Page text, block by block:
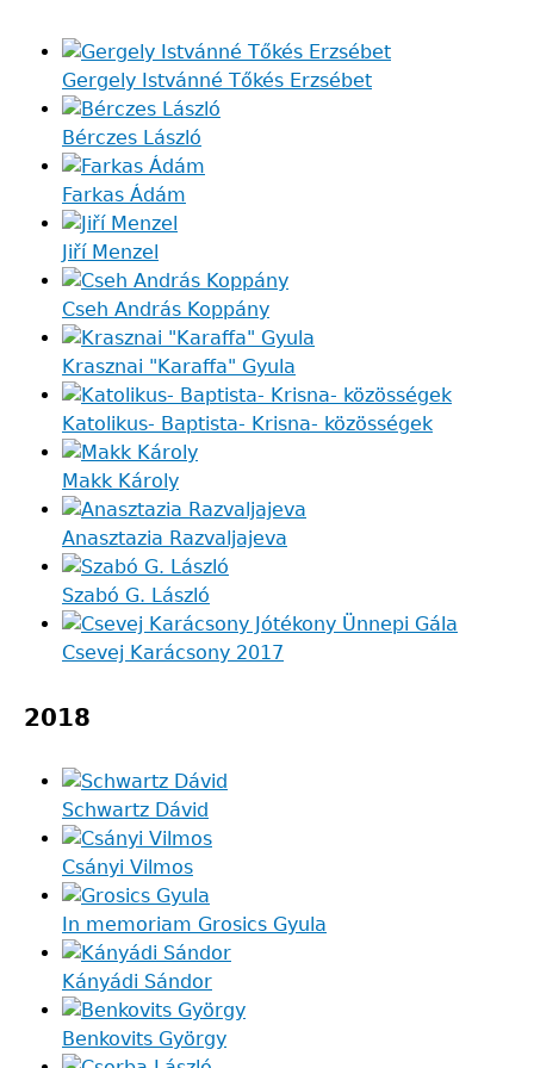
Gergely Istvánné Tőkés Erzsébet
Bérczes László
Farkas Ádám
Jiří Menzel
Cseh András Koppány
Krasznai "Karaffa" Gyula
Katolikus- Baptista- Krisna- közösségek
Makk Károly
Anasztazia Razvaljajeva
Szabó G. László
Csevej Karácsony 2017
2018
Schwartz Dávid
Csányi Vilmos
In memoriam Grosics Gyula
Kányádi Sándor
Benkovits György